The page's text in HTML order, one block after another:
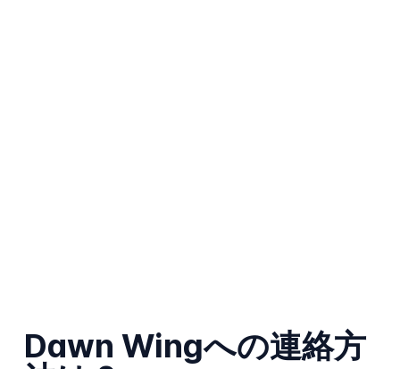
Dawn Wingへの連絡方